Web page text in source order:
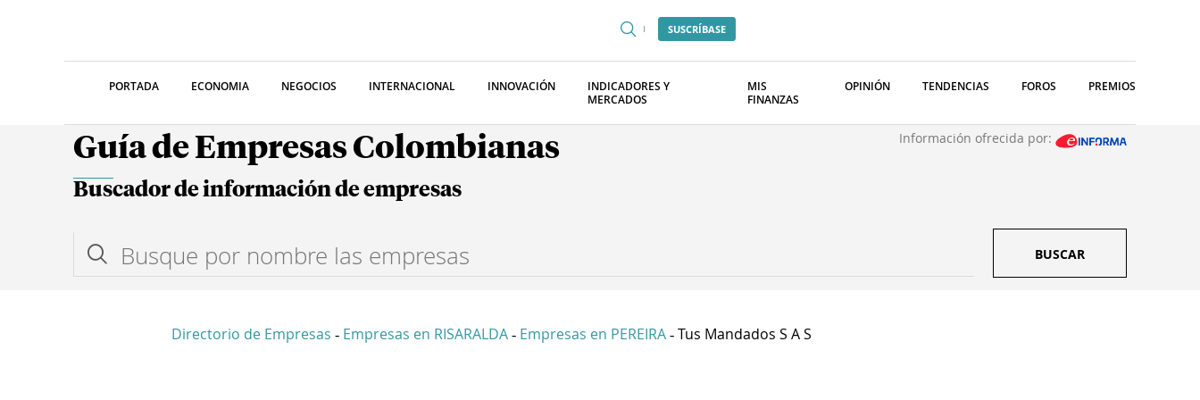
SUSCRÍBASE
PORTADA ECONOMIA NEGOCIOS INTERNACIONAL INNOVACIÓN
INDICADORES Y
MERCADOS
MIS
FINANZAS
OPINIÓN TENDENCIAS FOROS PREMIOS
Guía de Empresas Colombianas Información ofrecida por:
Buscador de información de empresas
BUSCAR
Directorio de Empresas - Empresas en RISARALDA - Empresas en PEREIRA - Tus Mandados S A S